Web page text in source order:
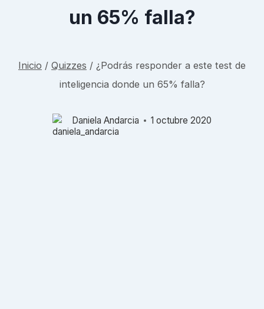
un 65% falla?
Inicio / Quizzes / ¿Podrás responder a este test de
inteligencia donde un 65% falla?
Daniela Andarcia 1 octubre 2020